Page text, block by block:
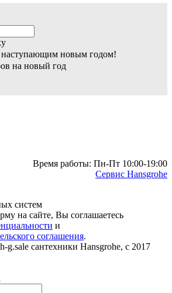
наступающим новым годом!
на новый год
Время работы: Пн-Пт 10:00-19:00
Сервис Hansgrohe
на сайте, Вы соглашаетесь
и
соглашения.
g.sale сантехники Hansgrohe, с 2017